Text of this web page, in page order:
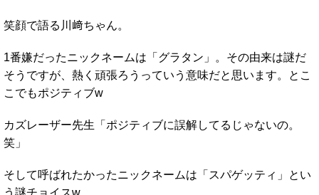
笑顔で語る川﨑ちゃん。
1番嫌だったニックネームは「グラタン」。その由来は謎だ
そうですが、熱く頑張ろうっていう意味だと思います。とこ
こでもポジティブw
カズレーザー先生「ポジティブに誤解してるじゃないの。
笑」
そして呼ばれたかったニックネームは「スパゲッティ」とい
う謎チョイスw